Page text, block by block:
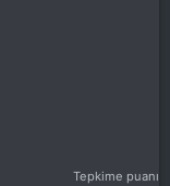
Tepkime puanı